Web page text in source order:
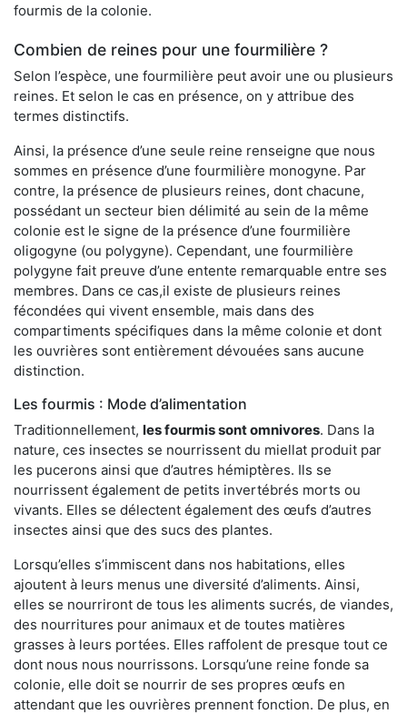
fourmis de la colonie.
Combien de reines pour une fourmilière ?
Selon l’espèce, une fourmilière peut avoir une ou plusieurs
reines. Et selon le cas en présence, on y attribue des
termes distinctifs.
Ainsi, la présence d’une seule reine renseigne que nous
sommes en présence d’une fourmilière monogyne. Par
contre, la présence de plusieurs reines, dont chacune,
possédant un secteur bien délimité au sein de la même
colonie est le signe de la présence d’une fourmilière
oligogyne (ou polygyne). Cependant, une fourmilière
polygyne fait preuve d’une entente remarquable entre ses
membres. Dans ce cas,il existe de plusieurs reines
fécondées qui vivent ensemble, mais dans des
compartiments spécifiques dans la même colonie et dont
les ouvrières sont entièrement dévouées sans aucune
distinction.
Les fourmis : Mode d’alimentation
Traditionnellement, les fourmis sont omnivores. Dans la
nature, ces insectes se nourrissent du miellat produit par
les pucerons ainsi que d’autres hémiptères. Ils se
nourrissent également de petits invertébrés morts ou
vivants. Elles se délectent également des œufs d’autres
insectes ainsi que des sucs des plantes.
Lorsqu’elles s’immiscent dans nos habitations, elles
ajoutent à leurs menus une diversité d’aliments. Ainsi,
elles se nourriront de tous les aliments sucrés, de viandes,
des nourritures pour animaux et de toutes matières
grasses à leurs portées. Elles raffolent de presque tout ce
dont nous nous nourrissons. Lorsqu’une reine fonde sa
colonie, elle doit se nourrir de ses propres œufs en
attendant que les ouvrières prennent fonction. De plus, en